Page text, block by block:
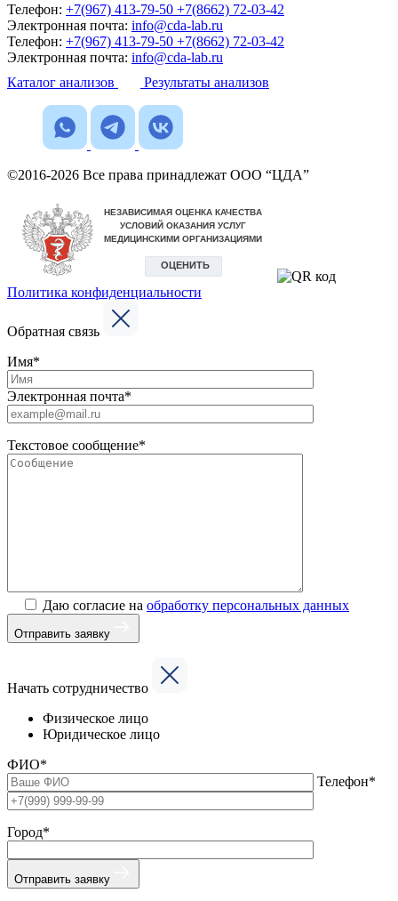
Телефон: +7(967) 413-79-50 +7(8662) 72-03-42
Электронная почта: info@cda-lab.ru
Телефон: +7(967) 413-79-50 +7(8662) 72-03-42
Электронная почта: info@cda-lab.ru
Каталог анализов
Результаты анализов
©2016-2026 Все права принадлежат ООО “ЦДА”
Политика конфиденциальности
Обратная связь
Имя*
Электронная почта*
Текстовое сообщение*
Даю согласие на обработку персональных данных
Отправить заявку
Начать сотрудничество
Физическое лицо
Юридическое лицо
ФИО*
Телефон*
Город*
Отправить заявку